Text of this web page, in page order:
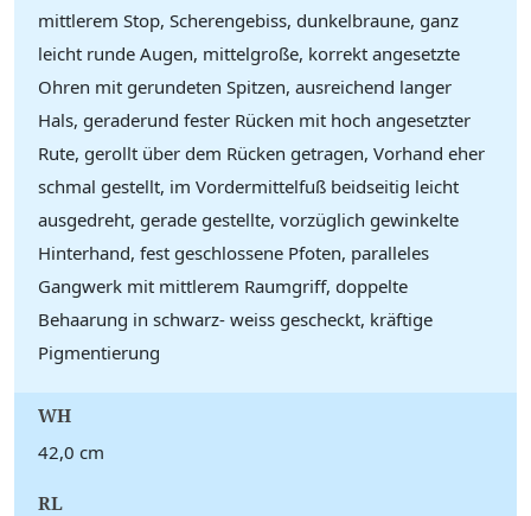
mittlerem Stop, Scherengebiss, dunkelbraune, ganz
leicht runde Augen, mittelgroße, korrekt angesetzte
Ohren mit gerundeten Spitzen, ausreichend langer
Hals, geraderund fester Rücken mit hoch angesetzter
Rute, gerollt über dem Rücken getragen, Vorhand eher
schmal gestellt, im Vordermittelfuß beidseitig leicht
ausgedreht, gerade gestellte, vorzüglich gewinkelte
Hinterhand, fest geschlossene Pfoten, paralleles
Gangwerk mit mittlerem Raumgriff, doppelte
Behaarung in schwarz- weiss gescheckt, kräftige
Pigmentierung
WH
42,0 cm
RL